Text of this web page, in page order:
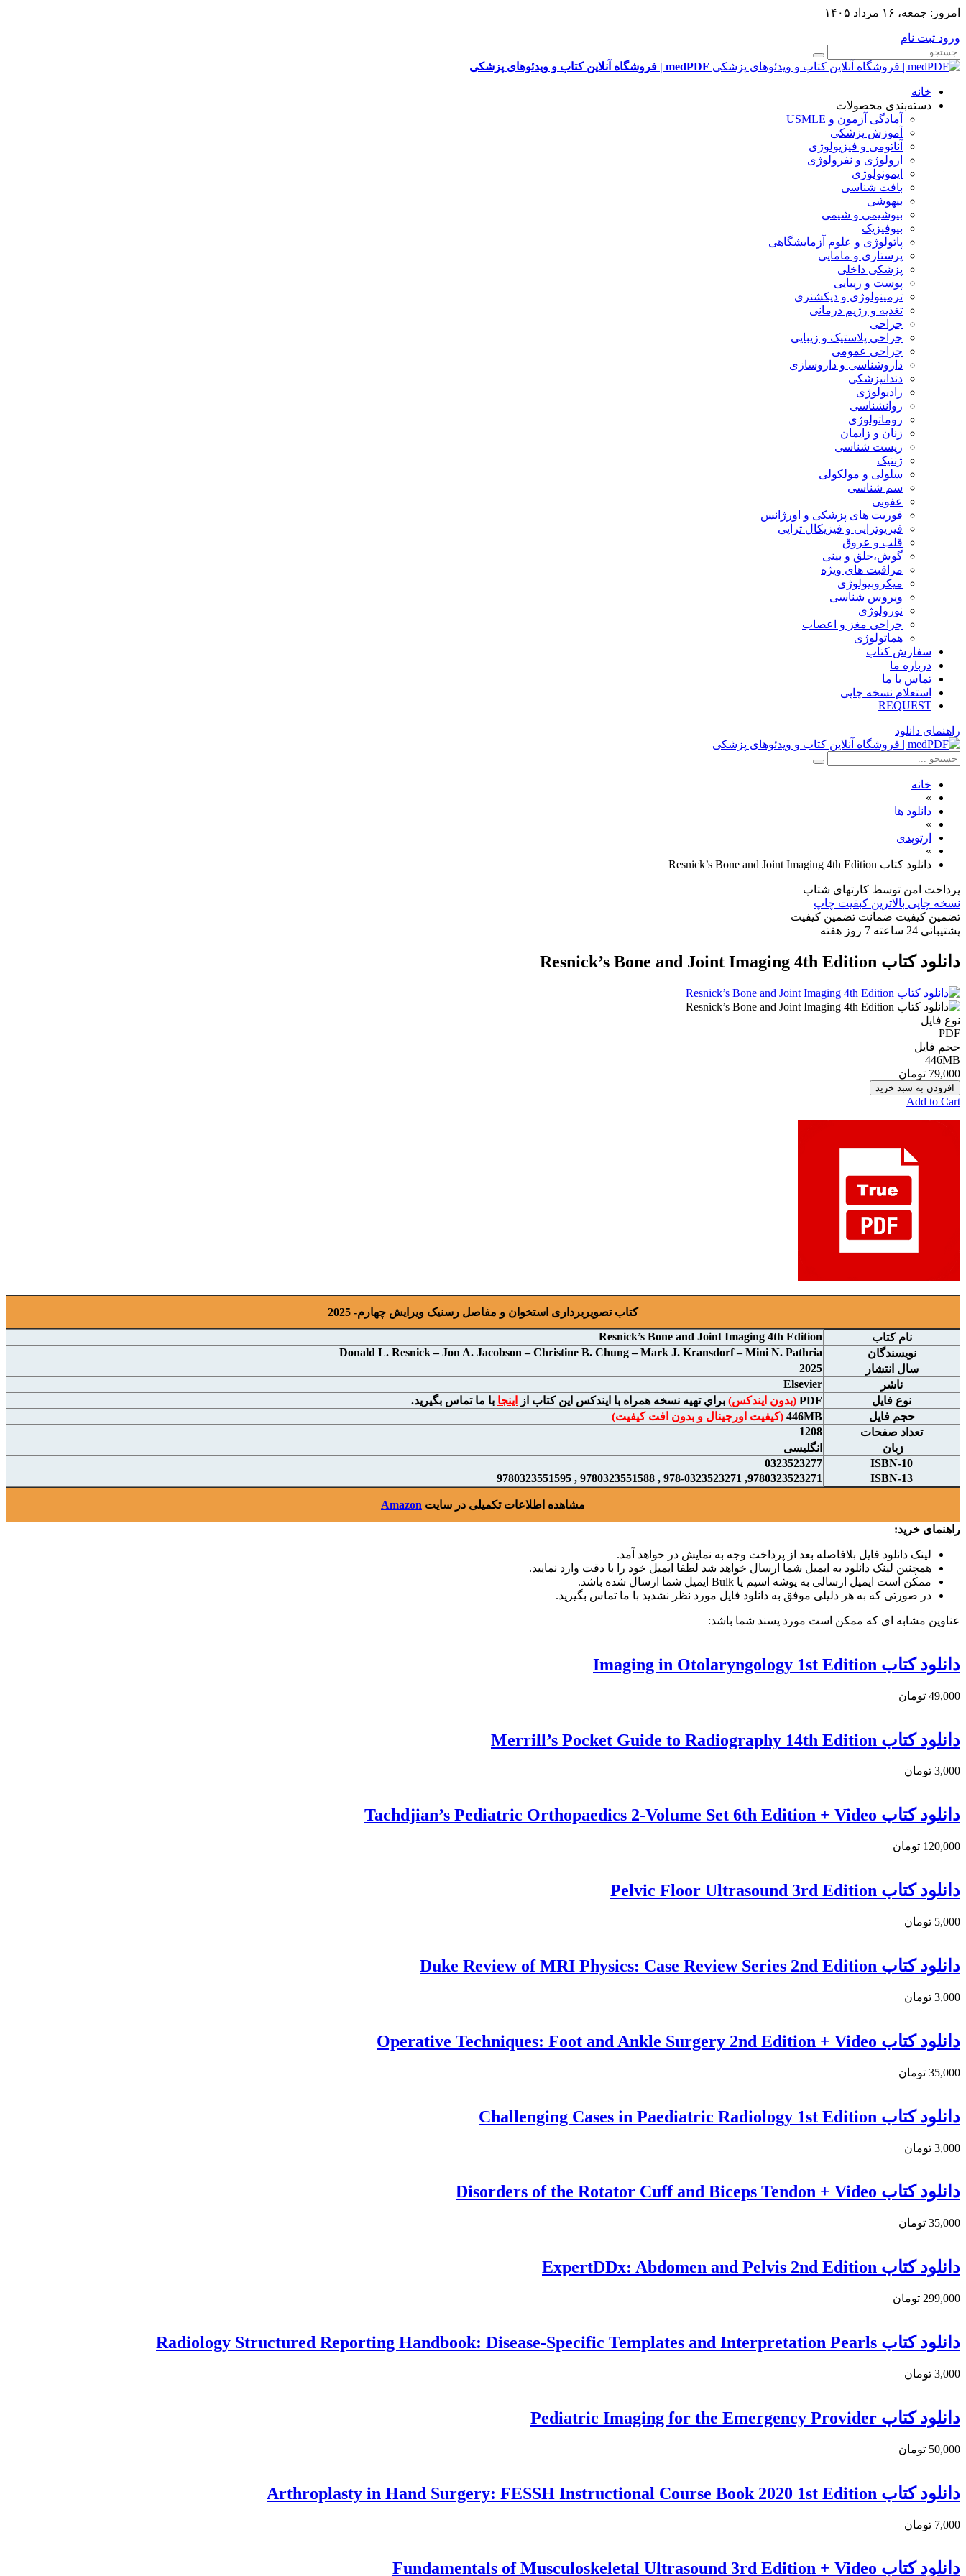
امروز: جمعه، ۱۶ مرداد ۱۴۰۵
ورود ثبت نام
medPDF | فروشگاه آنلاین کتاب و ویدئوهای پزشکی
خانه
دسته‌بندی محصولات
آمادگی آزمون و USMLE
آموزش پزشکی
آناتومی و فیزیولوژی
ارولوژی و نفرولوژی
ایمونولوژی
بافت شناسی
بیهوشی
بیوشیمی و شیمی
بیوفیزیک
پاتولوژی و علوم آزمایشگاهی
پرستاری و مامایی
پزشکی داخلی
پوست و زیبایی
ترمینولوژی و دیکشنری
تغذیه و رژیم درمانی
جراحی
جراحی پلاستیک و زیبایی
جراحی عمومی
داروشناسی و داروسازی
دندانپزشکی
رادیولوژی
روانشناسی
روماتولوژی
زنان و زایمان
زیست شناسی
ژنتیک
سلولی و مولکولی
سم شناسی
عفونی
فوریت های پزشکی و اورژانس
فیزیوتراپی و فیزیکال تراپی
قلب و عروق
گوش،حلق و بینی
مراقبت های ویژه
میکروبیولوژی
ویروس شناسی
نورولوژی
جراحی مغز و اعصاب
هماتولوژی
سفارش کتاب
درباره ما
تماس با ما
استعلام نسخه چاپی
REQUEST
راهنمای دانلود
خانه
»
دانلود ها
»
ارتوپدی
»
دانلود كتاب Resnick’s Bone and Joint Imaging 4th Edition
پرداخت امن توسط کارتهای شتاب
نسخه چاپی بالاترین کبفیت چاپ
تضمین کیفیت ضمانت تضمین کیفیت
پشتیبانی 24 ساعته 7 روز هفته
دانلود كتاب Resnick’s Bone and Joint Imaging 4th Edition
نوع فایل
PDF
حجم فایل
446MB
79,000 تومان
افزودن به سبد خرید
Add to Cart
کتاب تصویربرداری استخوان و مفاصل رسنیک ویرایش چهارم- 2025
نام کتاب
Resnick’s Bone and Joint Imaging 4th Edition
نويسندگان
Donald L. Resnick – Jon A. Jacobson – Christine B. Chung – Mark J. Kransdorf – Mini N. Pathria
سال انتشار
2025
ناشر
Elsevier
نوع فايل
PDF (بدون ایندکس) براي تهيه نسخه همراه با ایندکس اين کتاب از اينجا با ما تماس بگیرید.
حجم فايل
446MB (کیفیت اورجینال و بدون افت کیفیت)
تعداد صفحات
1208
زبان
انگلیسی
ISBN-10
0323523277
ISBN-13
9780323523271, 978-0323523271 , 9780323551588 , 9780323551595
مشاهده اطلاعات تکمیلی در سایت Amazon
راهنمای خرید:
لینک دانلود فایل بلافاصله بعد از پرداخت وجه به نمایش در خواهد آمد.
همچنین لینک دانلود به ایمیل شما ارسال خواهد شد لطفا ایمیل خود را با دقت وارد نمایید.
ممکن است ایمیل ارسالی به پوشه اسپم یا Bulk ایمیل شما ارسال شده باشد.
در صورتی که به هر دلیلی موفق به دانلود فایل مورد نظر نشدید با ما تماس بگیرید.
عناوین مشابه ای که ممکن است مورد پسند شما باشد:
دانلود كتاب Imaging in Otolaryngology 1st Edition
49,000 تومان
دانلود کتاب Merrill’s Pocket Guide to Radiography 14th Edition
3,000 تومان
دانلود کتاب Tachdjian’s Pediatric Orthopaedics 2-Volume Set 6th Edition + Video
120,000 تومان
دانلود کتاب Pelvic Floor Ultrasound 3rd Edition
5,000 تومان
دانلود کتاب Duke Review of MRI Physics: Case Review Series 2nd Edition
3,000 تومان
دانلود کتاب Operative Techniques: Foot and Ankle Surgery 2nd Edition + Video
35,000 تومان
دانلود كتاب Challenging Cases in Paediatric Radiology 1st Edition
3,000 تومان
دانلود کتاب Disorders of the Rotator Cuff and Biceps Tendon + Video
35,000 تومان
دانلود کتاب ExpertDDx: Abdomen and Pelvis 2nd Edition
299,000 تومان
دانلود کتاب Radiology Structured Reporting Handbook: Disease-Specific Templates and Interpretation Pearls
3,000 تومان
دانلود کتاب Pediatric Imaging for the Emergency Provider
50,000 تومان
دانلود كتاب Arthroplasty in Hand Surgery: FESSH Instructional Course Book 2020 1st Edition
7,000 تومان
دانلود کتاب Fundamentals of Musculoskeletal Ultrasound 3rd Edition + Video